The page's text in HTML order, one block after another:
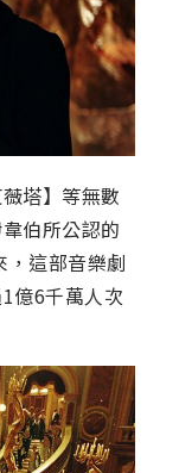
塔】等無數
伯所公認的
，這部音樂劇
億6千萬人次